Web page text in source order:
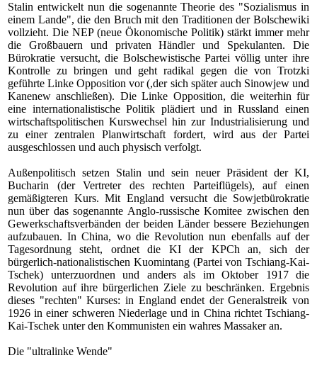
Stalin entwickelt nun die sogenannte Theorie des "Sozialismus in
einem Lande", die den Bruch mit den Traditionen der Bolschewiki
vollzieht. Die NEP (neue Ökonomische Politik) stärkt immer mehr
die Großbauern und privaten Händler und Spekulanten. Die
Bürokratie versucht, die Bolschewistische Partei völlig unter ihre
Kontrolle zu bringen und geht radikal gegen die von Trotzki
geführte Linke Opposition vor (,der sich später auch Sinowjew und
Kanenew anschließen). Die Linke Opposition, die weiterhin für
eine internationalistische Politik plädiert und in Russland einen
wirtschaftspolitischen Kurswechsel hin zur Industrialisierung und
zu einer zentralen Planwirtschaft fordert, wird aus der Partei
ausgeschlossen und auch physisch verfolgt.
Außenpolitisch setzen Stalin und sein neuer Präsident der KI,
Bucharin (der Vertreter des rechten Parteiflügels), auf einen
gemäßigteren Kurs. Mit England versucht die Sowjetbürokratie
nun über das sogenannte Anglo-russische Komitee zwischen den
Gewerkschaftsverbänden der beiden Länder bessere Beziehungen
aufzubauen. In China, wo die Revolution nun ebenfalls auf der
Tagesordnung steht, ordnet die KI der KPCh an, sich der
bürgerlich-nationalistischen Kuomintang (Partei von Tschiang-Kai-
Tschek) unterzuordnen und anders als im Oktober 1917 die
Revolution auf ihre bürgerlichen Ziele zu beschränken. Ergebnis
dieses "rechten" Kurses: in England endet der Generalstreik von
1926 in einer schweren Niederlage und in China richtet Tschiang-
Kai-Tschek unter den Kommunisten ein wahres Massaker an.
Die "ultralinke Wende"